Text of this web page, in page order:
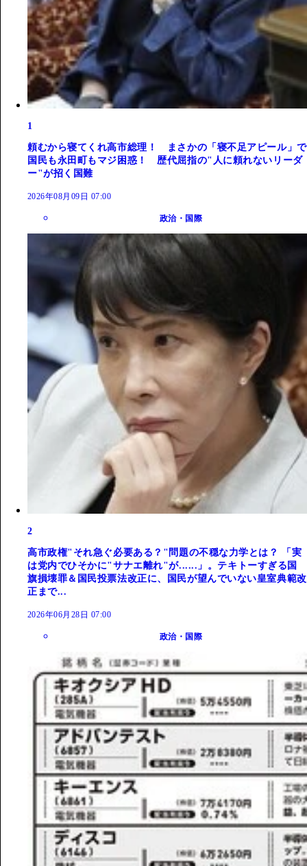
1
頼むから寝てくれ高市総理！ まさかの「寝不足アピール」で
国民も永田町もマジ困惑！ 歴代屈指の"人に頼れないリーダ
ー"が招く国難
2026年08月09日 07:00
政治・国際
2
高市政権"それ急ぐ必要ある？"問題の不穏な力学とは？ 「実
は党内でひそかに"サナエ離れ"が......」。テキトーすぎる国
旗損壊罪＆国民投票法改正に、国民が望んでいない皇室典範改
正まで...
2026年06月28日 07:00
政治・国際